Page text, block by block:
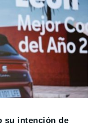
su intención de